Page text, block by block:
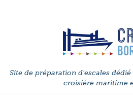
Site de préparation d'escales
croisière maritime